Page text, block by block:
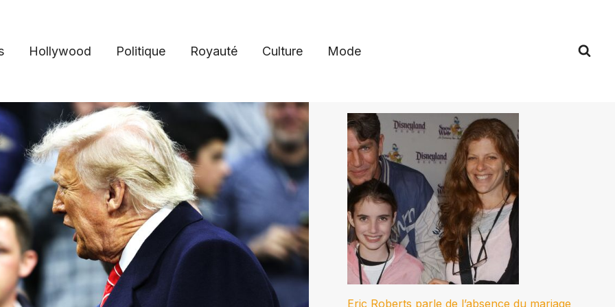
Hollywood Politique Royauté Culture Mode
Eric Roberts parle de l’absence du mariage